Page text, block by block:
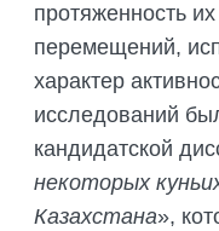
протяженность
перемещений,
характер
исследований
кандидатской
некоторых
Казахстана»,